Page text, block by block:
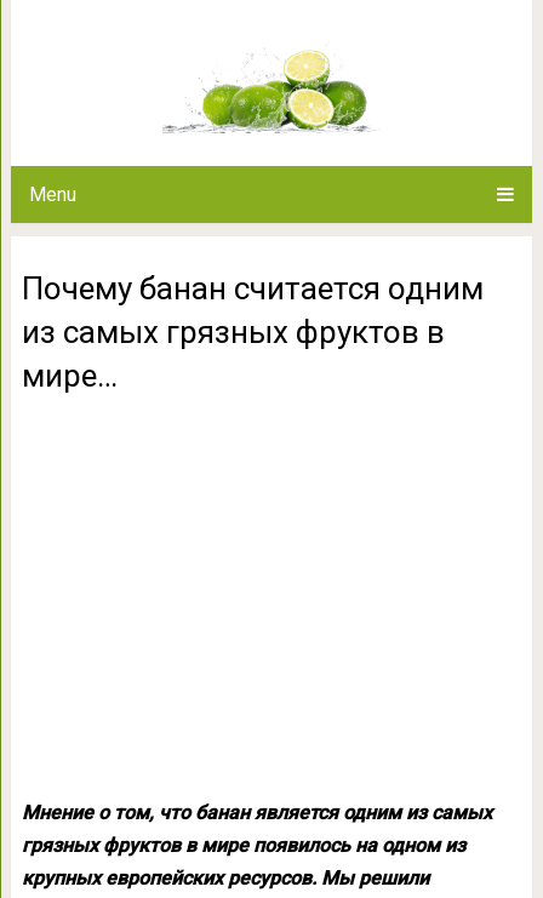
Menu
Почему банан считается одним
из самых грязных фруктов в
мире…
Мнение о том, что банан является одним из самых
грязных фруктов в мире появилось на одном из
крупных европейских ресурсов. Мы решили